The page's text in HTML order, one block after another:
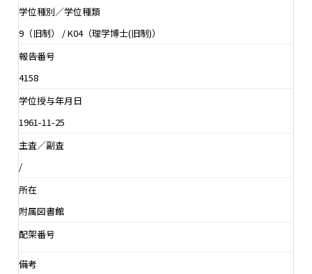
学位種別／学位種類
9（旧制） / K04（理学博士(旧制)）
報告番号
4158
学位授与年月日
1961-11-25
主査／副査
/
所在
附属図書館
配架番号
備考